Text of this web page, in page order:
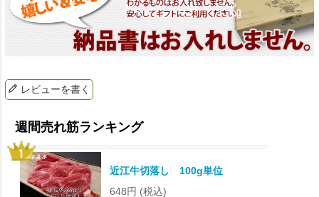
レビューを書く
近江牛切落し 100g単位
648円 (税込)